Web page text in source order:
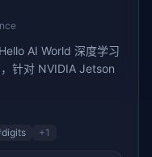
AI World 深度学习
针对 NVIDIA Jetson
digits +1